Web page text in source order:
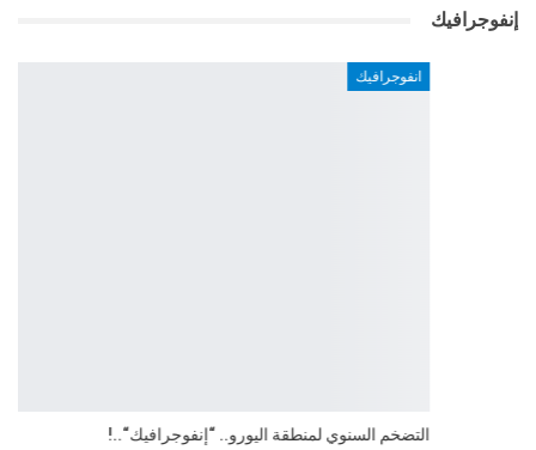
إنفوجرافيك
التضخم السنوي لمنطقة اليورو.. “إنفوجرافيك“..!